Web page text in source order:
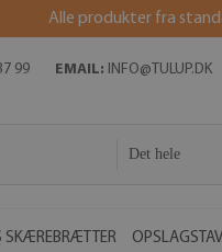
Alle produkter fra
99 EMAIL: INFO@TULUP.DK
Det hele
SKÆREBRÆTTER